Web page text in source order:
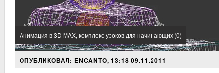
Анимация в 3D MAX, комплекс уроков для начинающих (0)
ОПУБЛИКОВАЛ: ENCANTO, 13:18 09.11.2011